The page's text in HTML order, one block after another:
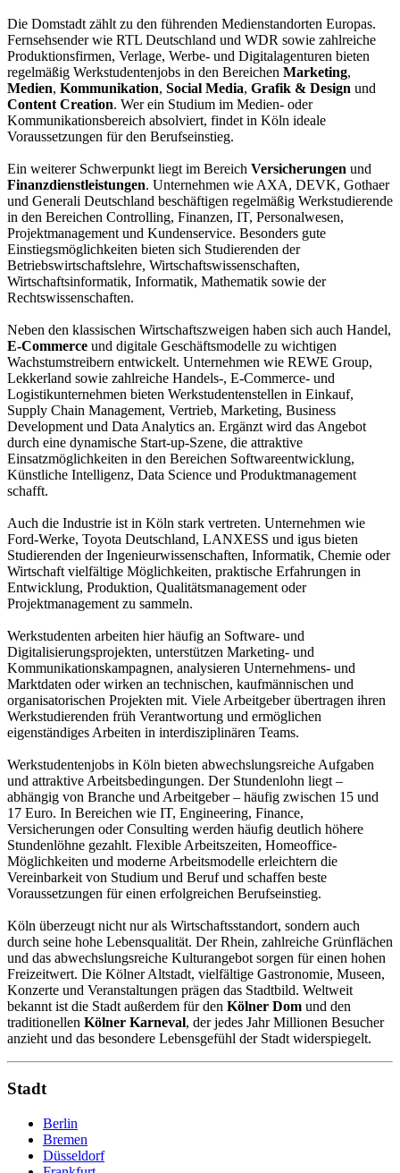
Die Domstadt zählt zu den führenden Medienstandorten Europas.
Fernsehsender wie RTL Deutschland und WDR sowie zahlreiche
Produktionsfirmen, Verlage, Werbe- und Digitalagenturen bieten
regelmäßig Werkstudentenjobs in den Bereichen Marketing,
Medien, Kommunikation, Social Media, Grafik & Design und
Content Creation. Wer ein Studium im Medien- oder
Kommunikationsbereich absolviert, findet in Köln ideale
Voraussetzungen für den Berufseinstieg.
Ein weiterer Schwerpunkt liegt im Bereich Versicherungen und
Finanzdienstleistungen. Unternehmen wie AXA, DEVK, Gothaer
und Generali Deutschland beschäftigen regelmäßig Werkstudierende
in den Bereichen Controlling, Finanzen, IT, Personalwesen,
Projektmanagement und Kundenservice. Besonders gute
Einstiegsmöglichkeiten bieten sich Studierenden der
Betriebswirtschaftslehre, Wirtschaftswissenschaften,
Wirtschaftsinformatik, Informatik, Mathematik sowie der
Rechtswissenschaften.
Neben den klassischen Wirtschaftszweigen haben sich auch Handel,
E-Commerce und digitale Geschäftsmodelle zu wichtigen
Wachstumstreibern entwickelt. Unternehmen wie REWE Group,
Lekkerland sowie zahlreiche Handels-, E-Commerce- und
Logistikunternehmen bieten Werkstudentenstellen in Einkauf,
Supply Chain Management, Vertrieb, Marketing, Business
Development und Data Analytics an. Ergänzt wird das Angebot
durch eine dynamische Start-up-Szene, die attraktive
Einsatzmöglichkeiten in den Bereichen Softwareentwicklung,
Künstliche Intelligenz, Data Science und Produktmanagement
schafft.
Auch die Industrie ist in Köln stark vertreten. Unternehmen wie
Ford-Werke, Toyota Deutschland, LANXESS und igus bieten
Studierenden der Ingenieurwissenschaften, Informatik, Chemie oder
Wirtschaft vielfältige Möglichkeiten, praktische Erfahrungen in
Entwicklung, Produktion, Qualitätsmanagement oder
Projektmanagement zu sammeln.
Werkstudenten arbeiten hier häufig an Software- und
Digitalisierungsprojekten, unterstützen Marketing- und
Kommunikationskampagnen, analysieren Unternehmens- und
Marktdaten oder wirken an technischen, kaufmännischen und
organisatorischen Projekten mit. Viele Arbeitgeber übertragen ihren
Werkstudierenden früh Verantwortung und ermöglichen
eigenständiges Arbeiten in interdisziplinären Teams.
Werkstudentenjobs in Köln bieten abwechslungsreiche Aufgaben
und attraktive Arbeitsbedingungen. Der Stundenlohn liegt –
abhängig von Branche und Arbeitgeber – häufig zwischen 15 und
17 Euro. In Bereichen wie IT, Engineering, Finance,
Versicherungen oder Consulting werden häufig deutlich höhere
Stundenlöhne gezahlt. Flexible Arbeitszeiten, Homeoffice-
Möglichkeiten und moderne Arbeitsmodelle erleichtern die
Vereinbarkeit von Studium und Beruf und schaffen beste
Voraussetzungen für einen erfolgreichen Berufseinstieg.
Köln überzeugt nicht nur als Wirtschaftsstandort, sondern auch
durch seine hohe Lebensqualität. Der Rhein, zahlreiche Grünflächen
und das abwechslungsreiche Kulturangebot sorgen für einen hohen
Freizeitwert. Die Kölner Altstadt, vielfältige Gastronomie, Museen,
Konzerte und Veranstaltungen prägen das Stadtbild. Weltweit
bekannt ist die Stadt außerdem für den Kölner Dom und den
traditionellen Kölner Karneval, der jedes Jahr Millionen Besucher
anzieht und das besondere Lebensgefühl der Stadt widerspiegelt.
Stadt
Berlin
Bremen
Düsseldorf